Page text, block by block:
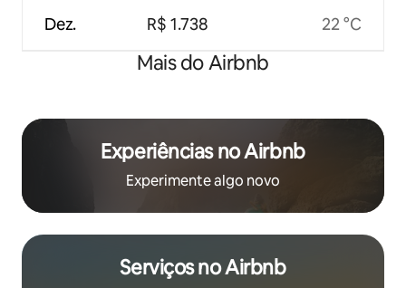
Dez. R$ 1.738 22 °C
Mais do Airbnb
Experiências no Airbnb
Experimente algo novo
Serviços no Airbnb